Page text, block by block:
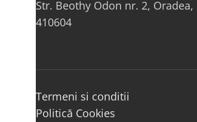
Str. Beothy Odon nr. 2,
410604
Termeni si conditii
Politică Cookies